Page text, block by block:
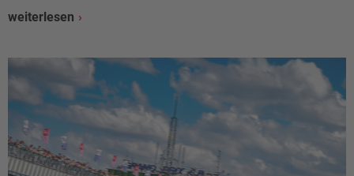
weiterlesen